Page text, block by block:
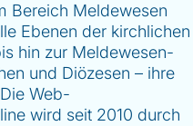
Bereich Meldewesen
Ebenen der kirchlichen
hin zur Meldewesen-
und Diözesen – ihre
Web-
wird seit 2010 durch